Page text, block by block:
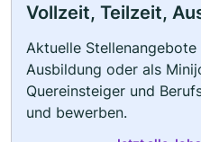
Vollzeit, Teilzeit,
Aktuelle
Ausbildung oder als
Quereinsteiger und
und bewerben.